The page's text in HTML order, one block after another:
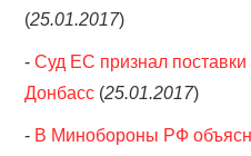
(25.01.2017)
-Суд ЕС признал поставки
Донбасс (25.01.2017)
- В Минобороны РФ